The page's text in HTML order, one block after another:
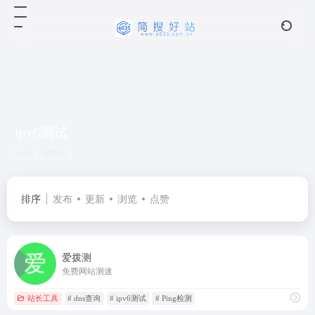
排序 发布 更新 浏览 点赞
爱拨测
免费网站测速
站长工具 # dns查询 # ipv6测试 # Ping检测